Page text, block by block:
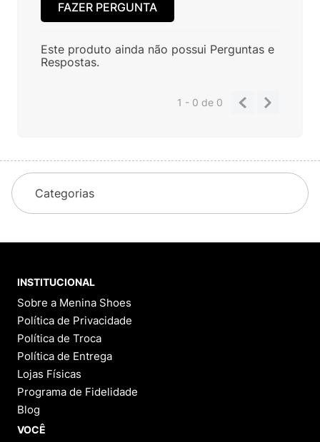
FAZER PERGUNTA
Este produto ainda não possui Perguntas e
Respostas.
1 - 0de 0
Categorias
INSTITUCIONAL
Sobre a Menina Shoes
Política de Privacidade
Política de Troca
Política de Entrega
Lojas Físicas
Programa de Fidelidade
Blog
VOCÊ